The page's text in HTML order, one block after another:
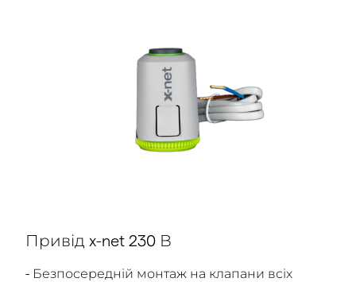
Привід x-net 230 В
- Безпосередній монтаж на клапани всіх